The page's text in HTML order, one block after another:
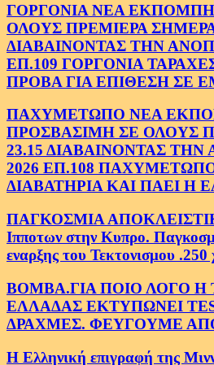
ΓΟΡΓΟΝΙΑ ΝΕΑ
ΟΛΟΥΣ ΠΡΕΜΙΕΡΑ ΣΗΜΕΡΑ
ΔΙΑΒΑΙΝΟΝΤΑΣ ΤΗΝ
ΕΠ.109 ΓΟΡΓΟΝΙΑ
ΠΡΟΒΑ ΓΙΑ ΕΠΙΘΕΣΗ ΣΕ
ΠΑΧΥΜΕΤΩΠΟ ΝΕΑ
ΠΡΟΣΒΑΣΙΜΗ ΣΕ ΟΛΟΥΣ
23.15 ΔΙΑΒΑΙΝΟΝΤΑΣ
2026 ΕΠ.108
ΔΙΑΒΑΤΗΡΙΑ ΚΑΙ ΠΑΕΙ Η
ΠΑΓΚΟΣΜΙΑ
Ιπποτων στην Κυπρο.
εναρξης του Τεκτονισμου .250
ΒΟΜΒΑ.ΓΙΑ ΠΟΙΟ ΛΟΓΟ Η
ΕΛΛΑΔΑΣ ΕΚΤΥΠΩΝΕΙ
ΔΡΑΧΜΕΣ. ΦΕΥΓΟΥΜΕ
Η Ελληνική επιγραφή της